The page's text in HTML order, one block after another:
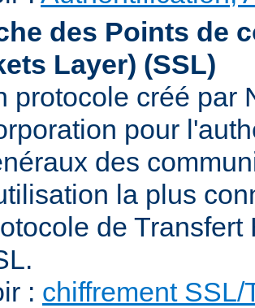
des Points de
Layer) (SSL)
protocole créé par
pour
des
la plus
de
: chiffrement SSL/